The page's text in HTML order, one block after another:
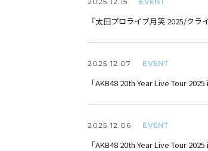
『太田プロライブ月笑 2025/クラ
2025. 12.07 EVENT
「AKB48 20th Year Live Tour
2025. 12.06 EVENT
「AKB48 20th Year Live Tour